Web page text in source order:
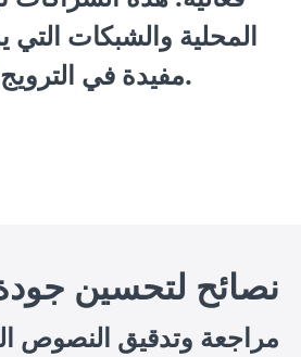
المحلية والشبكات
مفيدة في الترويج للكتاب.
نصائح لتحسين
1. مراجعة وتدقيق النصوص